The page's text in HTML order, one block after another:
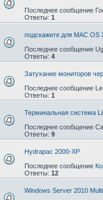
Последнее сообщение
Ответы: 1
подскажите для MAC OS
Последнее сообщение Ug
Ответы: 4
Затухание мониторов
Последнее сообщение
Ответы: 1
Терминальная система
Последнее сообщение
Ответы: 9
Hydrapac 2000-XP
Последнее сообщение
Ответы: 12
Windows Server 2010